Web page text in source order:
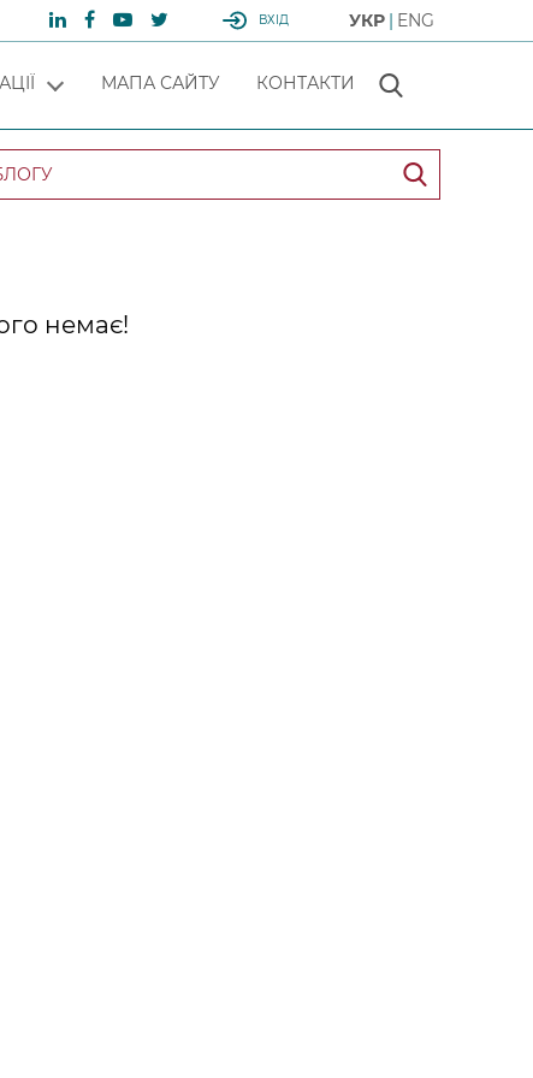
ВХІД УКР ENG
МАПА САЙТУ КОНТАКТИ
немає!